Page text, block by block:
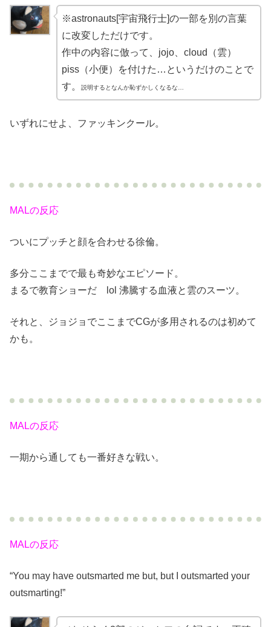
※astronauts[宇宙飛行士]の一部を別の言葉
に改変しただけです。
作中の内容に倣って、jojo、cloud（雲）
piss（小便）を付けた…というだけのことで
す。
説明するとなんか恥ずかしくなるな…
いずれにせよ、ファッキンクール。
MALの反応
ついにプッチと顔を合わせる徐倫。
多分ここまでで最も奇妙なエピソード。
まるで教育ショーだ lol 沸騰する血液と雲のスーツ。
それと、ジョジョでここまでCGが多用されるのは初めて
かも。
MALの反応
一期から通しても一番好きな戦い。
MALの反応
“You may have outsmarted me but, but I outsmarted your
outsmarting!”